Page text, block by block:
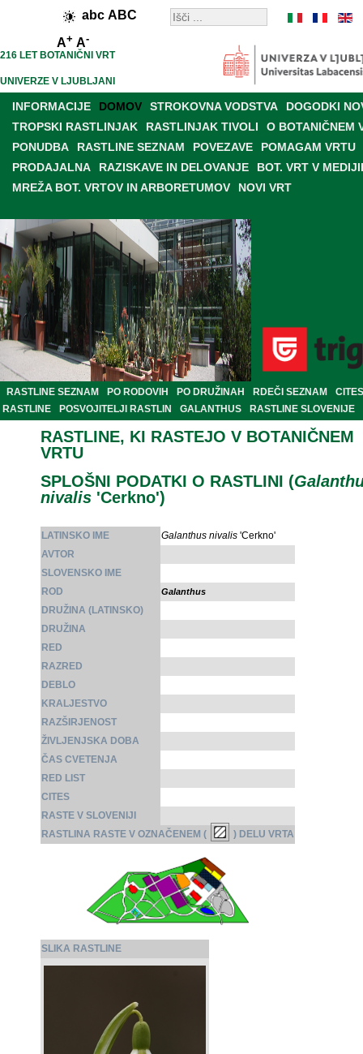
abc ABC
A+ A-
216 LET BOTANIČNI VRT
UNIVERZE V LJUBLJANI
INFORMACIJE DOMOV STROKOVNA VODSTVA
DOGODKI
TROPSKI RASTLINJAK
RASTLINJAK TIVOLI
O BOTANIČNEM
PONUDBA
RASTLINE SEZNAM POVEZAVE
POMAGAM VRTU
PRODAJALNA
RAZISKAVE IN DELOVANJE
BOT. VRT V
MREŽA BOT. VRTOV IN ARBORETUMOV
NOVI VRT
RASTLINE SEZNAM PO RODOVIH PO DRUŽINAH RDEČI SEZNAM
CITES
RASTLINE
POSVOJITELJI RASTLIN GALANTHUS RASTLINE SLOVENIJE
RASTLINE, KI RASTEJO V BOTANIČNEM
VRTU
SPLOŠNI PODATKI O RASTLINI (
nivalis 'Cerkno')
LATINSKO IME Galanthus nivalis 'Cerkno'
AVTOR
SLOVENSKO IME
ROD
Galanthus
DRUŽINA (LATINSKO)
DRUŽINA
RED
RAZRED
DEBLO
KRALJESTVO
RAZŠIRJENOST
ŽIVLJENJSKA DOBA
ČAS CVETENJA
RED LIST
CITES
RASTE V SLOVENIJI
RASTLINA RASTE V OZNAČENEM (
) DELU VRTA
SLIKA RASTLINE